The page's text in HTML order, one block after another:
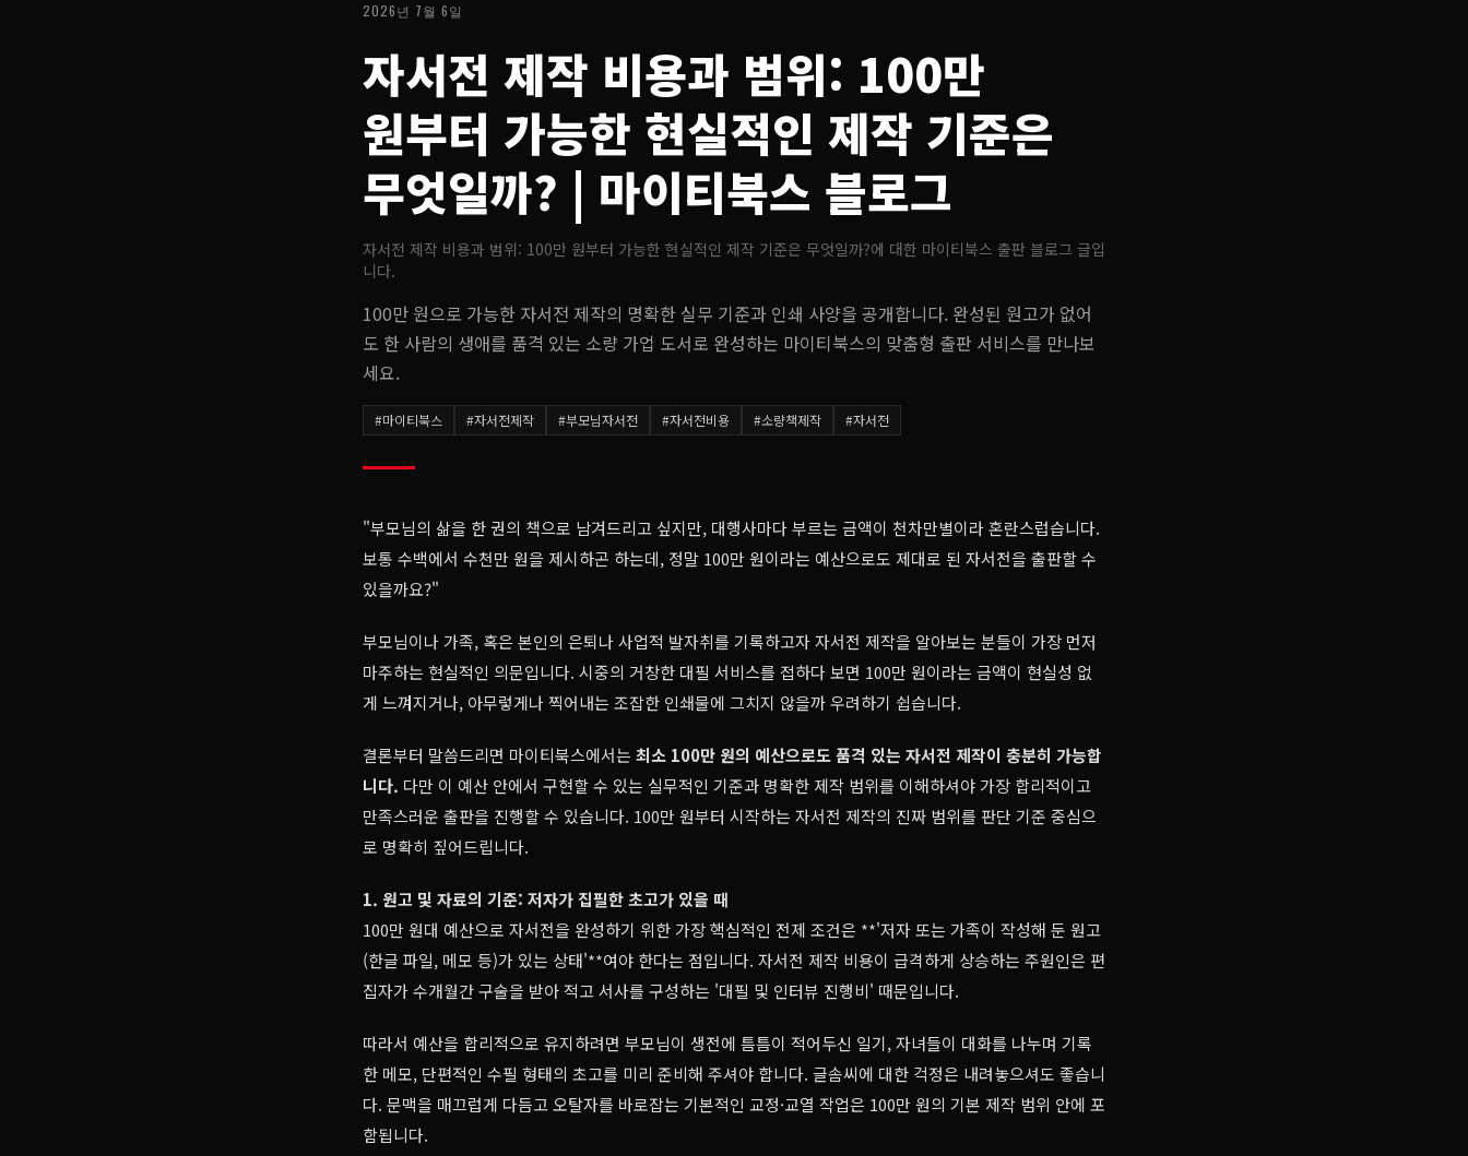
2026년 7월 6일
자서전 제작 비용과 범위: 100만
원부터 가능한 현실적인 제작 기준은
무엇일까? | 마이티북스 블로그
자서전 제작 비용과 범위: 100만 원부터 가능한 현실적인 제작 기준은 무엇일까?에 대한 마이티북스 출판 블로그 글입
니다.
100만 원으로 가능한 자서전 제작의 명확한 실무 기준과 인쇄 사양을 공개합니다. 완성된 원고가 없어
도 한 사람의 생애를 품격 있는 소량 가업 도서로 완성하는 마이티북스의 맞춤형 출판 서비스를 만나보
세요.
#마이티북스 #자서전제작 #부모님자서전 #자서전비용 #소량책제작 #자서전
"부모님의 삶을 한 권의 책으로 남겨드리고 싶지만, 대행사마다 부르는 금액이 천차만별이라 혼란스럽습니다.
보통 수백에서 수천만 원을 제시하곤 하는데, 정말 100만 원이라는 예산으로도 제대로 된 자서전을 출판할 수
있을까요?"
부모님이나 가족, 혹은 본인의 은퇴나 사업적 발자취를 기록하고자 자서전 제작을 알아보는 분들이 가장 먼저
마주하는 현실적인 의문입니다. 시중의 거창한 대필 서비스를 접하다 보면 100만 원이라는 금액이 현실성 없
게 느껴지거나, 아무렇게나 찍어내는 조잡한 인쇄물에 그치지 않을까 우려하기 쉽습니다.
결론부터 말씀드리면 마이티북스에서는 최소 100만 원의 예산으로도 품격 있는 자서전 제작이 충분히 가능합
니다. 다만 이 예산 안에서 구현할 수 있는 실무적인 기준과 명확한 제작 범위를 이해하셔야 가장 합리적이고
만족스러운 출판을 진행할 수 있습니다. 100만 원부터 시작하는 자서전 제작의 진짜 범위를 판단 기준 중심으
로 명확히 짚어드립니다.
1. 원고 및 자료의 기준: 저자가 집필한 초고가 있을 때
100만 원대 예산으로 자서전을 완성하기 위한 가장 핵심적인 전제 조건은 **'저자 또는 가족이 작성해 둔 원고
(한글 파일, 메모 등)가 있는 상태'**여야 한다는 점입니다. 자서전 제작 비용이 급격하게 상승하는 주원인은 편
집자가 수개월간 구술을 받아 적고 서사를 구성하는 '대필 및 인터뷰 진행비' 때문입니다.
따라서 예산을 합리적으로 유지하려면 부모님이 생전에 틈틈이 적어두신 일기, 자녀들이 대화를 나누며 기록
한 메모, 단편적인 수필 형태의 초고를 미리 준비해 주셔야 합니다. 글솜씨에 대한 걱정은 내려놓으셔도 좋습니
다. 문맥을 매끄럽게 다듬고 오탈자를 바로잡는 기본적인 교정·교열 작업은 100만 원의 기본 제작 범위 안에 포
함됩니다.